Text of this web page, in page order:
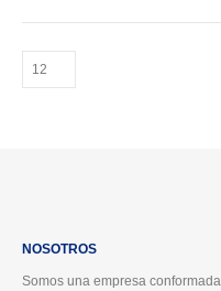
NOSOTROS
Somos una empresa